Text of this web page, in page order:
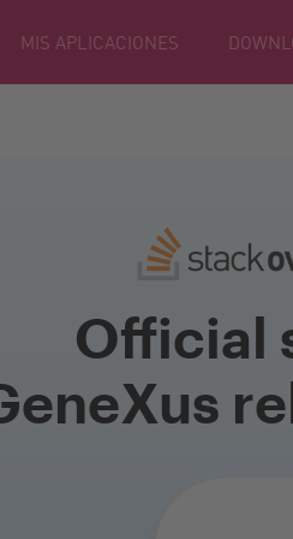
MIS APLICACIONES
Official